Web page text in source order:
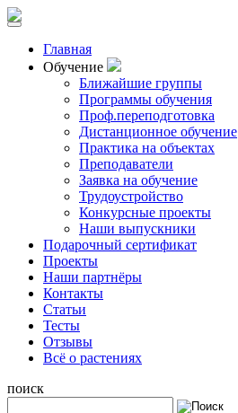
Главная
Обучение
Ближайшие группы
Программы обучения
Проф.переподготовка
Дистанционное обучение
Практика на объектах
Преподаватели
Заявка на обучение
Трудоустройство
Конкурсные проекты
Наши выпускники
Подарочный сертификат
Проекты
Наши партнёры
Контакты
Статьи
Тесты
Отзывы
Всё о растениях
поиск